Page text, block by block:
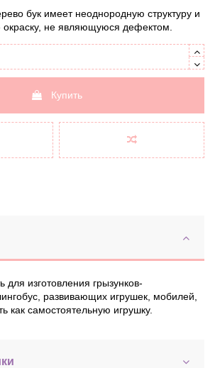
бук имеет неоднородную структуру и
окраску, не являющуюся дефектом.
Купить
для изготовления грызунков-
развивающих игрушек, мобилей,
как самостоятельную игрушку.